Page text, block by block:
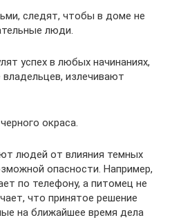
следят, чтобы в доме не
люди.
успех в любых начинаниях,
излечивают
окраса.
людей от влияния темных
опасности. Например,
по телефону, а питомец не
что принятое решение
на ближайшее время дела